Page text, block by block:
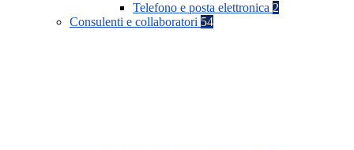
Telefono e posta elettronica 2
Consulenti e collaboratori 54